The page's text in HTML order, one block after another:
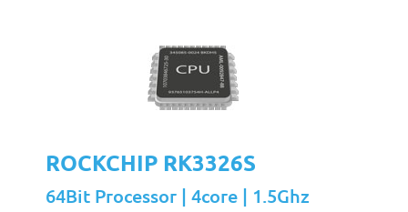
ROCKCHIP RK3326S
64Bit Processor | 4core | 1.5Ghz